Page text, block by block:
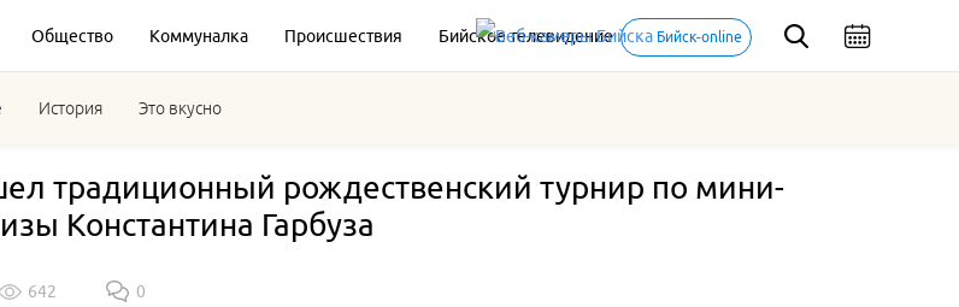
Общество Коммуналка Происшествия Бийское телевидение Бийск-online
История Это вкусно
традиционный рождественский турнир по мини-
Константина Гарбуза
642 0